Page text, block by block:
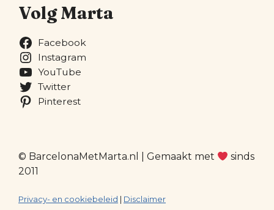
Volg Marta
Facebook
Instagram
YouTube
Twitter
Pinterest
© BarcelonaMetMarta.nl | Gemaakt met
sinds
2011
Privacy- en cookiebeleid | Disclaimer